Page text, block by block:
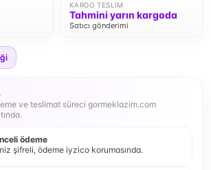
KARGO TESLIM
Tahmini yarın kargoda
Satıcı gönderimi
ve teslimat süreci gormeklazim.com
ödeme
şifreli, ödeme iyzico korumasında.